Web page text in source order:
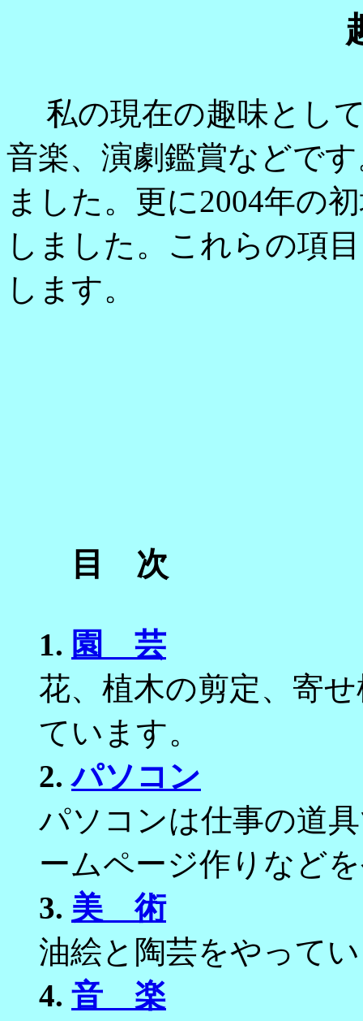
私の現在の趣味とし
音楽、演劇鑑賞などで
ました。更に2004年の
しました。これらの項
します。
目 次
1. 園 芸
花、植木の剪定、寄
ています。
2.パソコン
パソコンは仕事の道
ームページ作りなど
3. 美 術
油絵と陶芸をやって
4. 音 楽